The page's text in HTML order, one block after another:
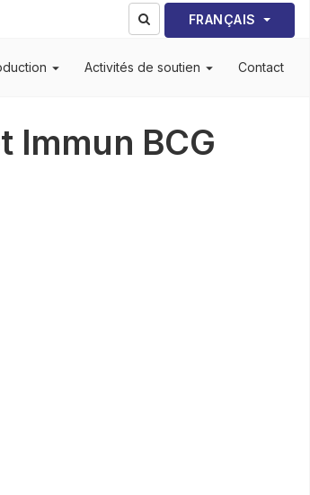
Sélectionnez votre
FRANÇAIS
Activités de soutien Contact
Immun BCG